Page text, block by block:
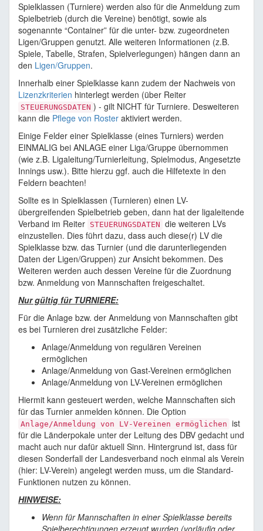
Spielklassen (Turniere) werden also für die Anmeldung zum
Spielbetrieb (durch die Vereine) benötigt, sowie als
sogenannte “Container” für die unter- bzw. zugeordneten
Ligen/Gruppen genutzt. Alle weiteren Informationen (z.B.
Spiele, Tabelle, Strafen, Spielverlegungen) hängen dann an
den Ligen/Gruppen.
Innerhalb einer Spielklasse kann zudem der Nachweis von
Lizenzkriterien hinterlegt werden (über Reiter
STEUERUNGSDATEN ) - gilt NICHT für Turniere. Desweiteren
kann die Pflege von Roster aktiviert werden.
Einige Felder einer Spielklasse (eines Turniers) werden
EINMALIG bei ANLAGE einer Liga/Gruppe übernommen
(wie z.B. Ligaleitung/Turnierleitung, Spielmodus, Angesetzte
Innings usw.). Bitte hierzu ggf. auch die Hilfetexte in den
Feldern beachten!
Sollte es in Spielklassen (Turnieren) einen LV-
übergreifenden Spielbetrieb geben, dann hat der ligaleitende
Verband im Reiter STEUERUNGSDATEN die weiteren LVs
einzustellen. Dies führt dazu, dass auch diese(r) LV die
Spielklasse bzw. das Turnier (und die darunterliegenden
Daten der Ligen/Gruppen) zur Ansicht bekommen. Des
Weiteren werden auch dessen Vereine für die Zuordnung
bzw. Anmeldung von Mannschaften freigeschaltet.
Nur gültig für TURNIERE:
Für die Anlage bzw. der Anmeldung von Mannschaften gibt
es bei Turnieren drei zusätzliche Felder:
Anlage/Anmeldung von regulären Vereinen
ermöglichen
Anlage/Anmeldung von Gast-Vereinen ermöglichen
Anlage/Anmeldung von LV-Vereinen ermöglichen
Hiermit kann gesteuert werden, welche Mannschaften sich
für das Turnier anmelden können. Die Option
Anlage/Anmeldung von LV-Vereinen ermöglichen ist
für die Länderpokale unter der Leitung des DBV gedacht und
macht auch nur dafür aktuell Sinn. Hintergrund ist, dass für
diesen Sonderfall der Landesverband noch einmal als Verein
(hier: LV-Verein) angelegt werden muss, um die Standard-
Funktionen nutzen zu können.
HINWEISE:
Wenn für Mannschaften in einer Spielklasse bereits
Spielberechtigungen erzeugt wurden (vorläufig oder